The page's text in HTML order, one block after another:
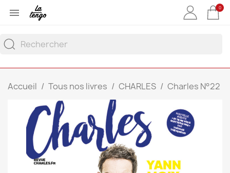
 0
Accueil Tous nos livres CHARLES Charles N°22